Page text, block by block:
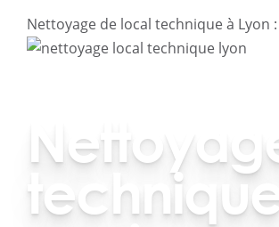
Nettoyage de local technique à Lyon